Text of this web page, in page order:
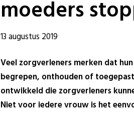
moeders
13 augustus 2019
Veel zorgverleners merken dat
begrepen, onthouden of
ontwikkeld die zorgverleners
Niet voor iedere vrouw is het